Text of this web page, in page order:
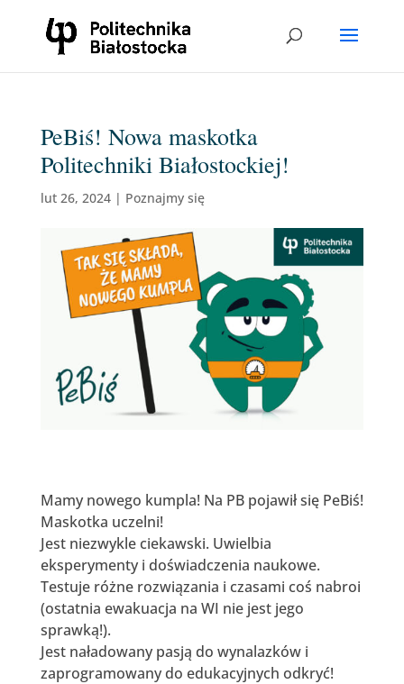
PeBiś! Nowa maskotka
Politechniki Białostockiej!
lut 26, 2024| Poznajmy się
Mamy nowego kumpla! Na PB pojawił się PeBiś!
Maskotka uczelni!
Jest niezwykle ciekawski. Uwielbia
eksperymenty i doświadczenia naukowe.
Testuje różne rozwiązania i czasami coś nabroi
(ostatnia ewakuacja na WI nie jest jego
sprawką!).
Jest naładowany pasją do wynalazków i
zaprogramowany do edukacyjnych odkryć!